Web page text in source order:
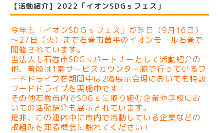
【活動紹介】2022「イオンSDGｓフェス」
今年も「イオンSDＧｓフェス」が昨日（9月16日）
～27日（火）まで石巻市茜平のイオンモール石巻で
開催されています。
当法人も石巻市SDGｓパートナーとして活動紹介の
他、普段は1階サービスカウンター脇で行っているフ
ードドライブを期間中は2階展示会場においても特設
フードドライブを実施中です！
その他石巻市内でSDGｓに取り組む企業や学校にお
いての活動紹介も展示されています。
是非、この連休中に市内で活動している企業などの
取組みを知る機会に触れてください！